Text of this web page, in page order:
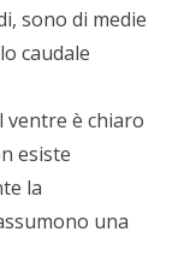
sono di medie
caudale
ventre è chiaro
esiste
la
una